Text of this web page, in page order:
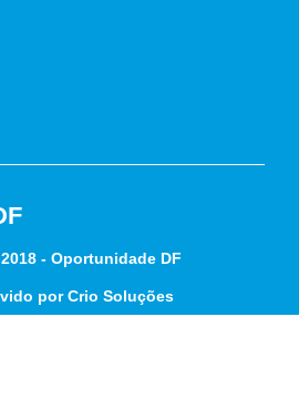
- Oportunidade DF
por Crio Soluções